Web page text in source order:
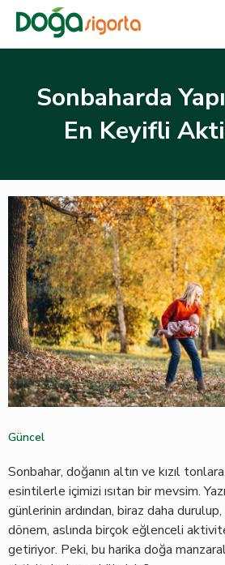
Sonbaharda
En Keyifli
Güncel
Sonbahar, doğanın altın ve kızıl
esintilerle içimizi ısıtan bir mevsim.
günlerinin ardından, biraz daha
dönem, aslında birçok eğlenceli
getiriyor. Peki, bu harika doğa